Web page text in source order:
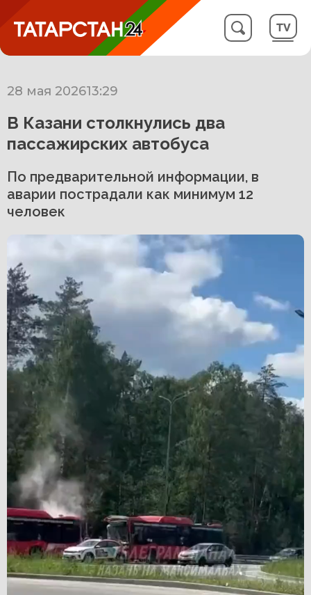
28 мая 202613:29
В Казани столкнулись два
пассажирских автобуса
По предварительной информации, в
аварии пострадали как минимум 12
человек